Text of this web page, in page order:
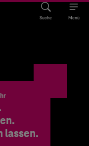
Suche Menü
lassen.